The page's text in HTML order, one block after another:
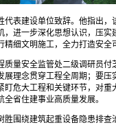
代表建设单位致辞。他指出
，进一步深化思想认识，压
细文明施工，全力打造安全
量安全监管处二级调研员
展理念贯穿工程全周期；要
盯危大工程和关键环节，对
省住建事业高质量发展。
胜围绕建筑起重设备隐患排